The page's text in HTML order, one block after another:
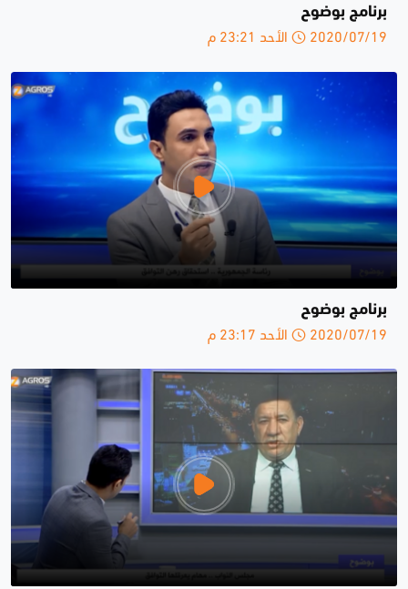
برنامج بوضوح
2020/07/19 الأحد 23:21 م
برنامج بوضوح
2020/07/19 الأحد 23:17 م